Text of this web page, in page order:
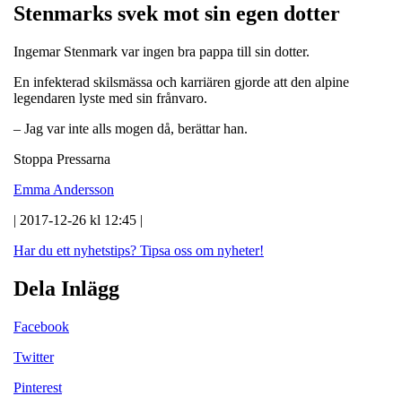
Stenmarks svek mot sin egen dotter
Ingemar Stenmark var ingen bra pappa till sin dotter.
En infekterad skilsmässa och karriären gjorde att den alpine
legendaren lyste med sin frånvaro.
– Jag var inte alls mogen då, berättar han.
Stoppa Pressarna
Emma Andersson
| 2017-12-26 kl 12:45 |
Har du ett nyhetstips? Tipsa oss om nyheter!
Dela Inlägg
Facebook
Twitter
Pinterest